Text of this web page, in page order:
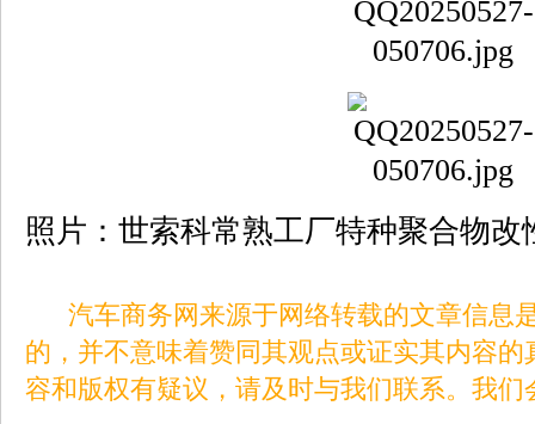
照片：世索科常熟工厂特种聚合物改
汽车商务网来源于网络转载的文章信息
的，并不意味着赞同其观点或证实其内容
容和版权有疑议，请及时与我们联系。我